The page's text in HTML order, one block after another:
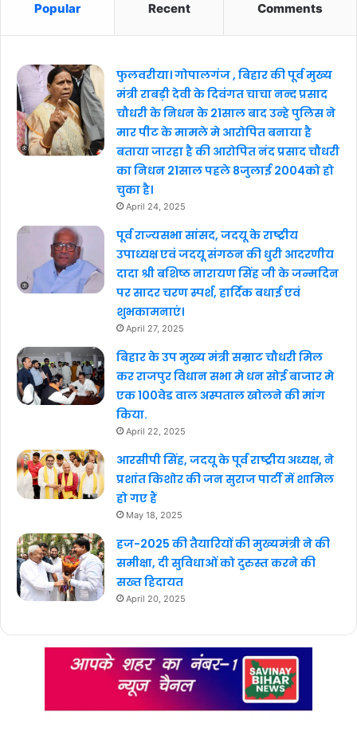
Popular Recent Comments
फुलवरीया। गोपालगंज , बिहार की पूर्व मुख्य
मंत्री राबड़ी देवी के दिवंगत चाचा नन्द प्रसाद
चौधरी के निधन के 21साल बाद उन्हे पुलिस ने
मार पीट के मामले मे आरोपित बनाया है
बताया जारहा है की आरोपित नंद प्रसाद चौधरी
का निधन 21साल पहले 8जुलाई 2004को हो
चुका है।
April 24, 2025
पूर्व राज्यसभा सांसद, जदयू के राष्ट्रीय
उपाध्यक्ष एवं जदयू संगठन की धुरी आदरणीय
दादा श्री बशिष्ठ नारायण सिंह जी के जन्मदिन
पर सादर चरण स्पर्श, हार्दिक बधाई एवं
शुभकामनाएं।
April 27, 2025
बिहार के उप मुख्य मंत्री सम्राट चौधरी मिल
कर राजपुर विधान सभा मे धन सोई बाजार मे
एक 100वेड वाल अस्पताल खोलने की मांग
किया.
April 22, 2025
आरसीपी सिंह, जदयू के पूर्व राष्ट्रीय अध्यक्ष, ने
प्रशांत किशोर की जन सुराज पार्टी में शामिल
हो गए हैं
May 18, 2025
हज-2025 की तैयारियों की मुख्यमंत्री ने की
समीक्षा, दी सुविधाओं को दुरुस्त करने की
सख्त हिदायत
April 20, 2025